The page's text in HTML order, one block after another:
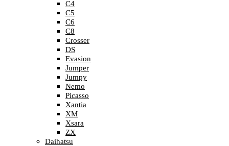
C4
C5
C6
C8
Crosser
DS
Evasion
Jumper
Jumpy
Nemo
Picasso
Xantia
XM
Xsara
ZX
Daihatsu